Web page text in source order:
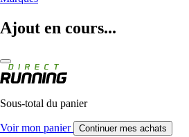
Ajout en cours...
Sous-total du panier
Voir mon panier Continuer mes achats